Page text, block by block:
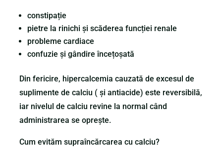
constipație
pietre la rinichi și scăderea funcției renale
probleme cardiace
confuzie și gândire încețoșată
Din fericire, hipercalcemia cauzată de excesul de
suplimente de calciu ( și antiacide) este reversibilă,
iar nivelul de calciu revine la normal când
administrarea se oprește.
Cum evităm supraîncărcarea cu calciu?